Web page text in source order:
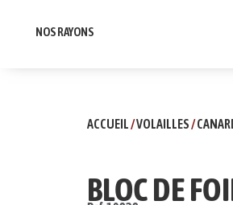
NOS RAYONS
ACCUEIL/VOLAILLES/
BLOC DE